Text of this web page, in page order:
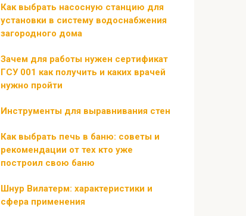
Как выбрать насосную станцию ​​для
установки в систему водоснабжения
загородного дома
Зачем для работы нужен сертификат
ГСУ 001 как получить и каких врачей
нужно пройти
Инструменты для выравнивания стен
Как выбрать печь в баню: советы и
рекомендации от тех кто уже
построил свою баню
Шнур Вилатерм: характеристики и
сфера применения